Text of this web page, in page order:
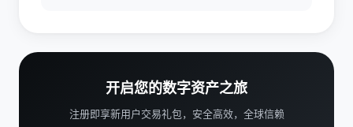
开启您的数字资产之旅
注册即享新用户交易礼包，安全高效，全球信赖